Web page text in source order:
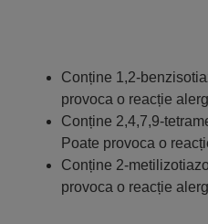
Conține 1,2-
provoca o reacție
Conține 2,4,7,9-
Poate provoca o
Conține 2-
provoca o reacție